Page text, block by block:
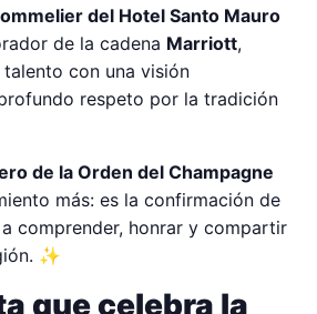
del Hotel Santo Mauro
de la cadena Marriott,
con una visión
respeto por la tradición
de la Orden del Champagne
más: es la confirmación de
comprender, honrar y compartir
✨
que celebra la